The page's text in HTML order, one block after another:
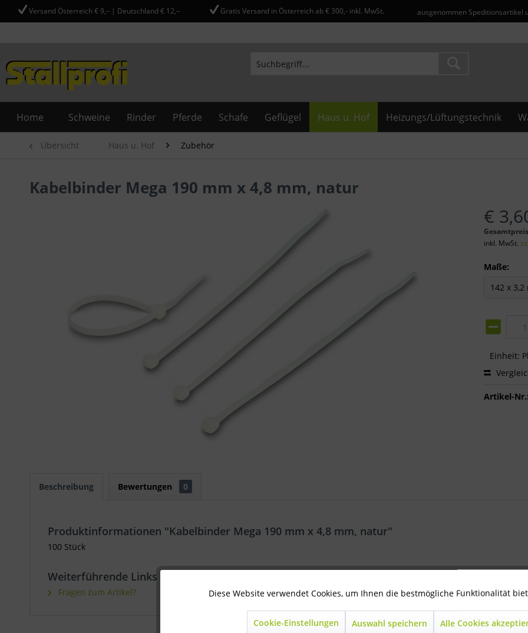
Versand Österreich € 9,– | Deutschland € 12,– Gratis Versand in Österreich ab € 300,- inkl. MwSt. ausgenommen Speditionsartikel
Home Schweine Rinder Pferde Schafe Geflügel Haus u. Hof Heizungs/Lüftungstechnik
Übersicht Haus u. Hof Zubehör
Kabelbinder Mega 190 mm x 4,8 mm, natur
€
inkl. MwSt.
Maße:
Einheit:
Artikel-Nr.:
Beschreibung Bewertungen 0
Produktinformationen "Kabelbinder Mega 190 mm x 4,8 mm, natur"
100 Stück
Weiterführende Links zu "Kabelbinder Mega 190 mm x 4,8 mm, natur"
Fragen zum Artikel? Technisch notwendig
Diese Website verwendet Cookies, um Ihnen die bestmögliche Funktionalität
Cookie-Einstellungen Auswahl speichern Alle Cookies